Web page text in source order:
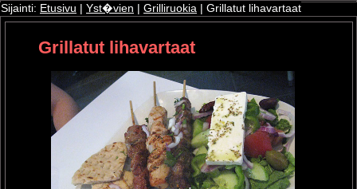
Sijainti: Etusivu Yst�vien Grilliruokia | Grillatut lihavartaat
Grillatut lihavartaat